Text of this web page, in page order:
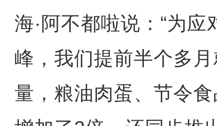
海·阿不都啦说：“为应
峰，我们提前半个多
量，粮油肉蛋、节令